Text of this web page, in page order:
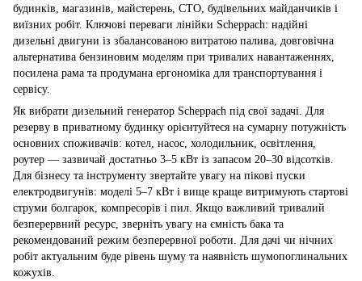
будинків, магазинів, майстерень, СТО, будівельних майданчиків і
виїзних робіт. Ключові переваги лінійки Scheppach: надійні
дизельні двигуни із збалансованою витратою палива, довговічна
альтернатива бензиновим моделям при тривалих навантаженнях,
посилена рама та продумана ергономіка для транспортування і
сервісу.
Як вибрати дизельний генератор Scheppach під свої задачі. Для
резерву в приватному будинку орієнтуйтеся на сумарну потужність
основних споживачів: котел, насос, холодильник, освітлення,
роутер — зазвичай достатньо 3–5 кВт із запасом 20–30 відсотків.
Для бізнесу та інструменту звертайте увагу на пікові пуски
електродвигунів: моделі 5–7 кВт і вище краще витримують стартові
струми болгарок, компресорів і пил. Якщо важливий тривалий
безперервний ресурс, зверніть увагу на ємність бака та
рекомендований режим безперервної роботи. Для дачі чи нічних
робіт актуальним буде рівень шуму та наявність шумопоглинальних
кожухів.